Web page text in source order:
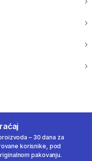
– 30 dana za
korisnike, pod
pakovanju.